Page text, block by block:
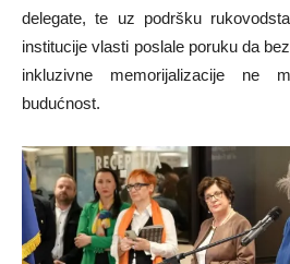
delegate, te uz podršku
institucije vlasti poslale poruku da
inkluzivne memorijalizacije ne
budućnost.